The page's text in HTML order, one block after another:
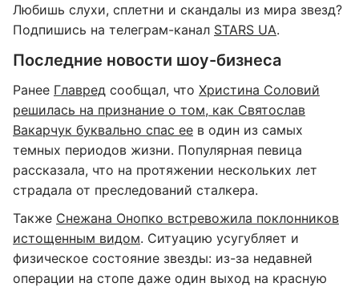
Любишь слухи, сплетни и скандалы из мира звезд?
Подпишись на телеграм-канал STARS UA.
Последние новости шоу-бизнеса
Ранее Главред сообщал, что Христина Соловий
решилась на признание о том, как Святослав
Вакарчук буквально спас ее в один из самых
темных периодов жизни. Популярная певица
рассказала, что на протяжении нескольких лет
страдала от преследований сталкера.
Также Снежана Онопко встревожила поклонников
истощенным видом. Ситуацию усугубляет и
физическое состояние звезды: из-за недавней
операции на стопе даже один выход на красную